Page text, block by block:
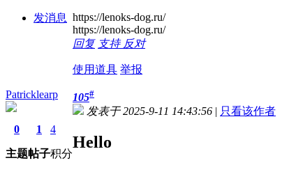
发消息 https://lenoks-dog.ru/
https://lenoks-dog.ru/
回复 支持 反对
使用道具 举报
Patricklearp
0
主题
1
帖子
4
积分
105#
发表于 2025-9-11 14:43:56 | 只看该作者
Hello